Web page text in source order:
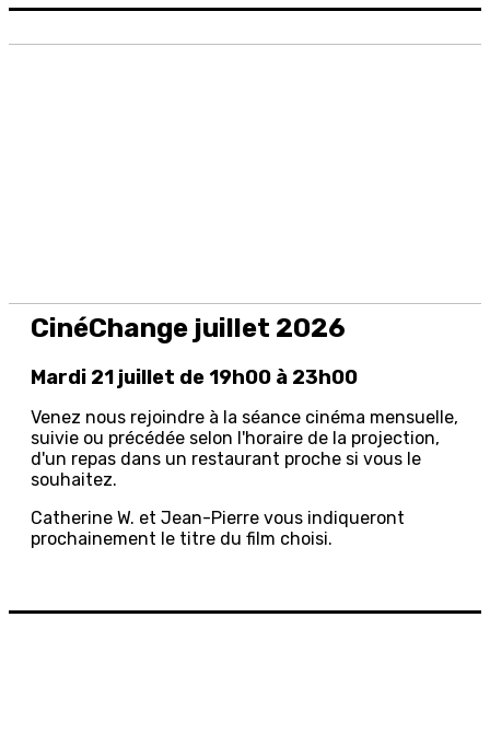
CinéChange juillet 2026
Mardi 21 juillet de 19h00 à 23h00
Venez nous rejoindre à la séance cinéma mensuelle,
suivie ou précédée selon l'horaire de la projection,
d'un repas dans un restaurant proche si vous le
souhaitez.
Catherine W. et Jean-Pierre vous indiqueront
prochainement le titre du film choisi.